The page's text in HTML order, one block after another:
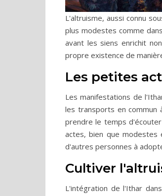
L'altruisme, aussi connu
plus modestes comme
avant les siens enrichit
propre existence de
Les petites
Les manifestations de
les transports en commun
prendre le temps
actes, bien que modestes
d'autres personnes à
Cultiver
L'intégration de l'Ithar